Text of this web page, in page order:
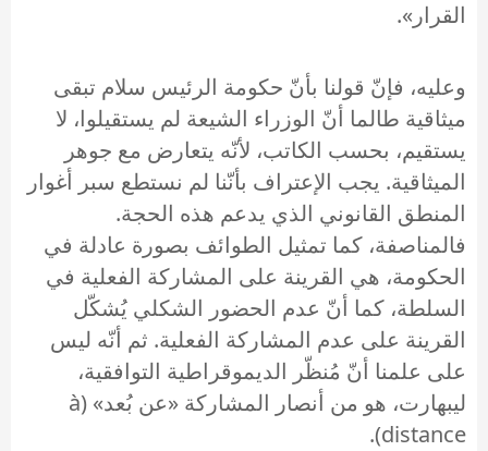
القرار».
وعليه، فإنّ قولنا بأنّ حكومة الرئيس سلام تبقى
ميثاقية طالما أنّ الوزراء الشيعة لم يستقيلوا، لا
يستقيم، بحسب الكاتب، لأنّه يتعارض مع جوهر
الميثاقية. يجب الإعتراف بأنّنا لم نستطع سبر أغوار
المنطق القانوني الذي يدعم هذه الحجة.
فالمناصفة، كما تمثيل الطوائف بصورة عادلة في
الحكومة، هي القرينة على المشاركة الفعلية في
السلطة، كما أنّ عدم الحضور الشكلي يُشكّل
القرينة على عدم المشاركة الفعلية. ثم أنّه ليس
على علمنا أنّ مُنظّر الديموقراطية التوافقية،
ليبهارت، هو من أنصار المشاركة «عن بُعد» (à
distance).